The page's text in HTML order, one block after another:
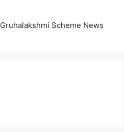
Gruhalakshmi Scheme News